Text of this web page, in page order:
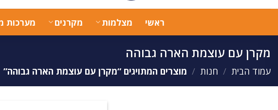
ראשי מצלמות מקרנים מערכות
מקרן עם עוצמת הארה גבוהה
עמוד הבית / חנות / מוצרים המתויגים “מקרן עם עוצמת הארה גבוהה”